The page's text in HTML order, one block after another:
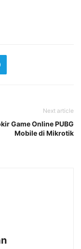
Next article
Game Online PUBG
Mobile di Mikrotik